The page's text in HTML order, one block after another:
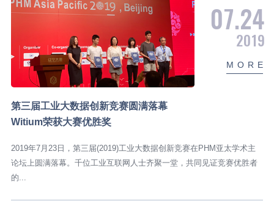
第三届工业大数据创新竞赛圆满落幕
Witium荣获大赛优胜奖
2019年7月23日，第三届(2019)工业大数据创新竞赛在PHM亚太学术主
论坛上圆满落幕。千位工业互联网人士齐聚一堂，共同见证竞赛优胜者
的...
07.24
2019
M O R E